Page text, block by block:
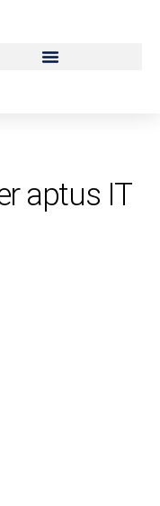
aptus IT